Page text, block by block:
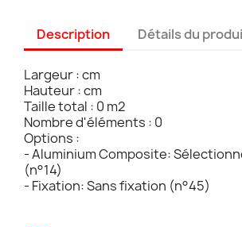
Description Détails du
Largeur : cm
Hauteur : cm
Taille total : 0 m2
Nombre d'éléments : 0
Options :
- Aluminium Composite:
(n°14)
- Fixation: Sans fixation (n°45)